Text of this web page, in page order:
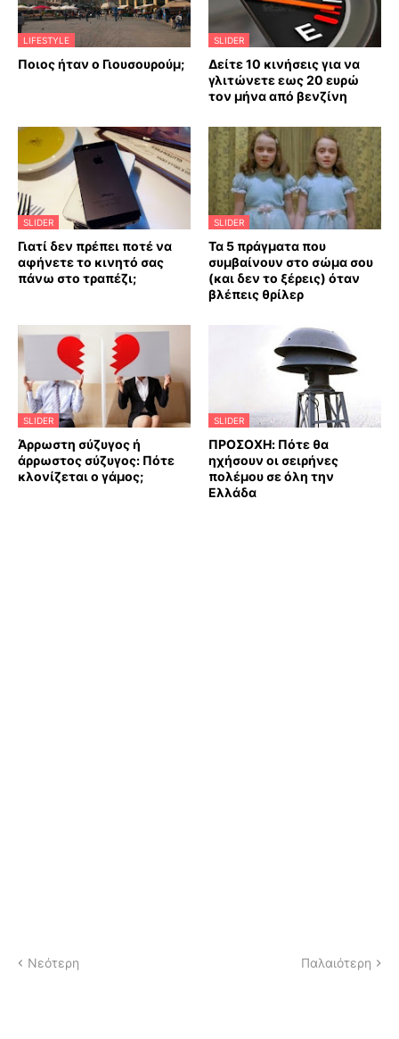
LIFESTYLE
Ποιος ήταν ο Γιουσουρούμ;
SLIDER
Δείτε 10 κινήσεις για να
γλιτώνετε εως 20 ευρώ
τον μήνα από βενζίνη
SLIDER
Γιατί δεν πρέπει ποτέ να
αφήνετε το κινητό σας
πάνω στο τραπέζι;
SLIDER
Τα 5 πράγματα που
συμβαίνουν στο σώμα σου
(και δεν το ξέρεις) όταν
βλέπεις θρίλερ
SLIDER
Άρρωστη σύζυγος ή
άρρωστος σύζυγος: Πότε
κλονίζεται ο γάμος;
SLIDER
ΠΡΟΣΟΧΗ: Πότε θα
ηχήσουν οι σειρήνες
πολέμου σε όλη την
Ελλάδα
Νεότερη Παλαιότερη